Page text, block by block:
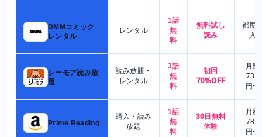
DMMコミック
レンタル
レンタル
1話
無
料
無料試し
読み
都度
入
シーモア読み放
題
読み放題・
レンタル
3話
無
料
初回
70%OFF
月額
730
円〜
Prime Reading
購入・読み
放題
1話
無
料
30日無料
体験
月額
780
円〜